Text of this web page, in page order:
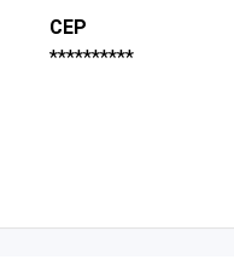
CEP
**********